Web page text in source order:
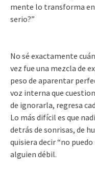
mente lo transforma en
serio?”
No sé exactamente
vez fue una mezcla de
peso de aparentar
voz interna que
de ignorarla, regresa
Lo más difícil es que
detrás de sonrisas, de
quisiera decir “no
alguien débil.